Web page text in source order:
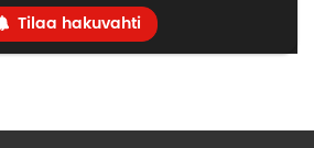
Tilaa hakuvahti